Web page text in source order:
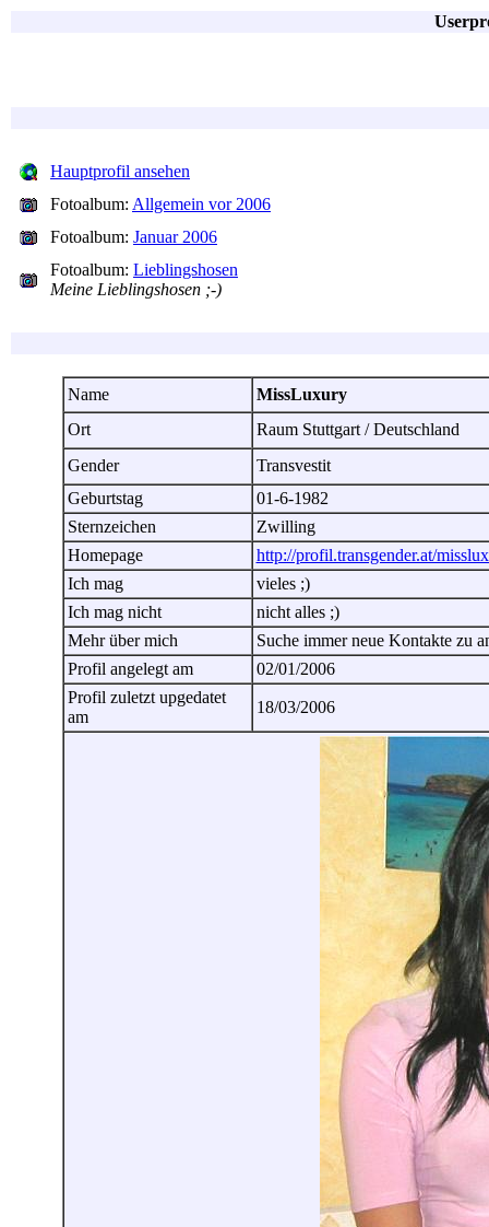
Hauptprofil ansehen
Fotoalbum: Allgemein vor 2006
Fotoalbum: Januar 2006
Fotoalbum: Lieblingshosen
Meine Lieblingshosen ;-)
Name
MissLuxury
Ort
Raum Stuttgart / Deutschland
Gender
Transvestit
Geburtstag
01-6-1982
Sternzeichen
Zwilling
Homepage
http://profil.transgender.at/
Ich mag
vieles ;)
Ich mag nicht
nicht alles ;)
Mehr über mich
Suche immer neue Kontakte zu
Profil angelegt am
02/01/2006
Profil zuletzt upgedatet
am
18/03/2006